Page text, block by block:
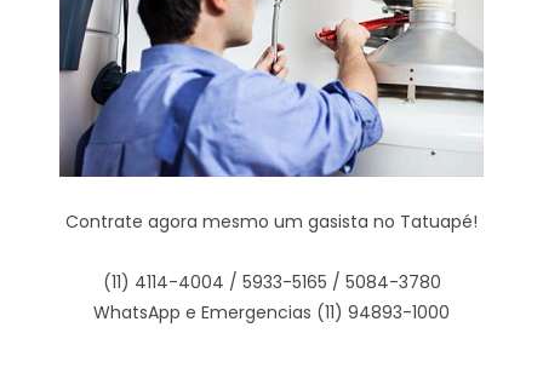
Contrate agora mesmo um gasista no Tatuapé!
(11) 4114-4004 / 5933-5165 / 5084-3780
WhatsApp e Emergencias (11) 94893-1000